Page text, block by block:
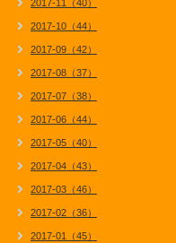
2017-11（40）
2017-10（44）
2017-09（42）
2017-08（37）
2017-07（38）
2017-06（44）
2017-05（40）
2017-04（43）
2017-03（46）
2017-02（36）
2017-01（45）